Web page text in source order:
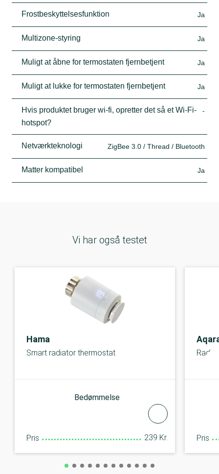
Frostbeskyttelsesfunktion Ja
Multizone-styring Ja
Muligt at åbne for termostaten fjernbetjent Ja
Muligt at lukke for termostaten fjernbetjent Ja
Hvis produktet bruger wi-fi, opretter det så et Wi-Fi-
hotspot?
-
Netværkteknologi ZigBee 3.0 / Thread / Bluetooth
Matter kompatibel Ja
Vi har også testet
Hama
Smart radiator thermostat
Bedømmelse
Pris 239 Kr. Pris